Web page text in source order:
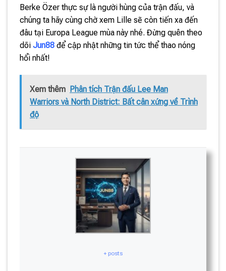
Berke Özer thực sự là người hùng của trận đấu, và
chúng ta hãy cùng chờ xem Lille sẽ còn tiến xa đến
đâu tại Europa League mùa này nhé. Đừng quên theo
dõi Jun88 để cập nhật những tin tức thể thao nóng
hổi nhất!
Xem thêm Phân tích Trận đấu Lee Man
Warriors và North District: Bất cân xứng về Trình
độ
+ posts